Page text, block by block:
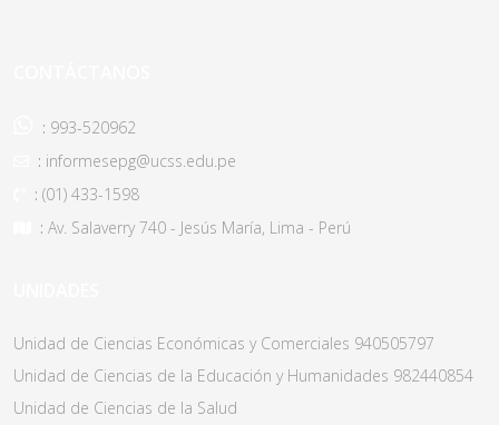
: 993-520962
: informesepg@ucss.edu.pe
: (01) 433-1598
: Av. Salaverry 740 - Jesús María, Lima - Perú
Unidad de Ciencias Económicas y Comerciales 940505797
Unidad de Ciencias de la Educación y Humanidades 982440854
Unidad de Ciencias de la Salud